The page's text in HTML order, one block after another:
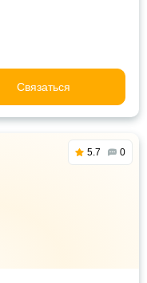
Связаться
5.7 0